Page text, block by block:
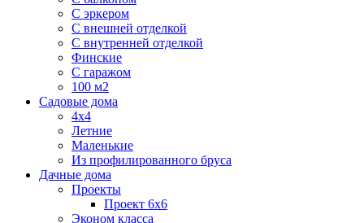
С эркером
С внешней отделкой
С внутренней отделкой
Финские
С гаражом
100 м2
Садовые дома
4х4
Летние
Маленькие
Из профилированного бруса
Дачные дома
Проекты
Проект 6х6
Эконом класса